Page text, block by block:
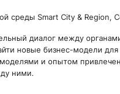
среды Smart City & Region,
диалог между
новые бизнес-модели
и опытом
ними.